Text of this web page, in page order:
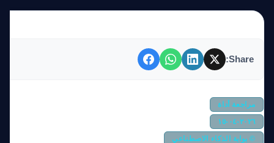
Share:
مراجعة أداة
٢٠٢٦-٠٤-١٥
© بوابة الذكاء الاصطناعي